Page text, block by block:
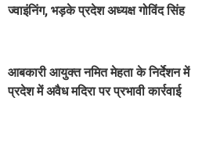
ज्वाइंनिंग, भड़के प्रदेश अध्यक्ष गोविंद सिंह
आबकारी आयुक्त नमित मेहता के निर्देशन में
प्रदेश में अवैध मदिरा पर प्रभावी कार्रवाई